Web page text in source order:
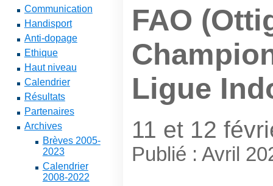
Communication
Handisport
Anti-dopage
Ethique
Haut niveau
Calendrier
Résultats
Partenaires
Archives
Brèves 2005-
2023
Calendrier
2008-2022
FAO
Ligue
11 et 12
Publié : Avril